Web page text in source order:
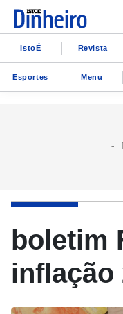
IstoÉ Revista
Esportes Menu
boletim
inflação